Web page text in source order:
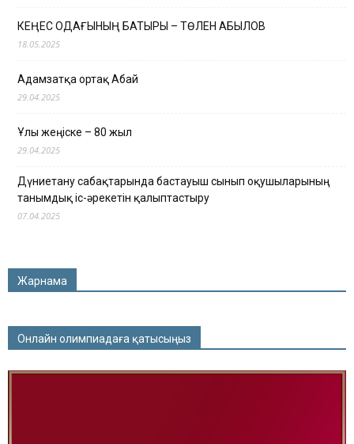
КЕҢЕС ОДАҒЫНЫҢ БАТЫРЫ – ТӨЛЕН ҚАБЫЛОВ
18.05.2025
Адамзатқа ортақ Абай
29.04.2025
Ұлы жеңіске – 80 жыл
29.04.2025
Дүниетану сабақтарында бастауыш сынып оқушыларының
танымдық іс-әрекетін қалыптастыру
07.04.2025
Жарнама
Онлайн олимпиадаға қатысыңыз